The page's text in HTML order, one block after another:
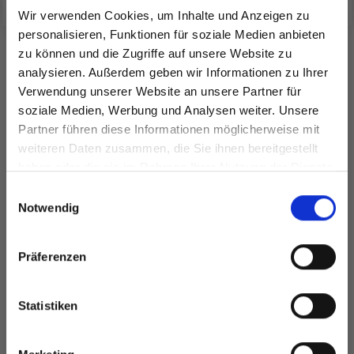
Wir verwenden Cookies, um Inhalte und Anzeigen zu
personalisieren, Funktionen für soziale Medien anbieten
zu können und die Zugriffe auf unsere Website zu
analysieren. Außerdem geben wir Informationen zu Ihrer
Verwendung unserer Website an unsere Partner für
soziale Medien, Werbung und Analysen weiter. Unsere
Partner führen diese Informationen möglicherweise mit
weiteren Daten zusammen, die Sie ihnen bereitgestellt
Notwendig
Präferenzen
Statistiken
ANDERE KAUFTEN AUCH
25%Rabatt
EUR 3.55 DROPS BELLE
Spare bis zu 50%
und erhalte exklusiven Zugang zu